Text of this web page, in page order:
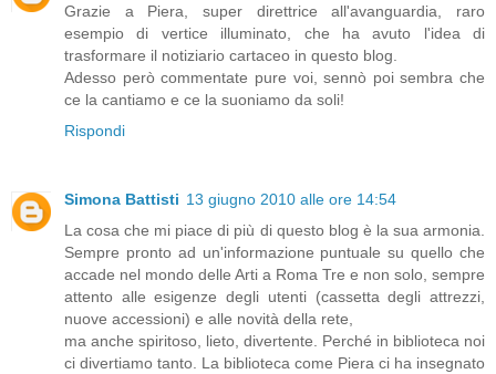
Grazie a Piera, super direttrice all'avanguardia, raro
esempio di vertice illuminato, che ha avuto l'idea di
trasformare il notiziario cartaceo in questo blog.
Adesso però commentate pure voi, sennò poi sembra che
ce la cantiamo e ce la suoniamo da soli!
Rispondi
Simona Battisti 13 giugno 2010 alle ore 14:54
La cosa che mi piace di più di questo blog è la sua armonia.
Sempre pronto ad un'informazione puntuale su quello che
accade nel mondo delle Arti a Roma Tre e non solo, sempre
attento alle esigenze degli utenti (cassetta degli attrezzi,
nuove accessioni) e alle novità della rete,
ma anche spiritoso, lieto, divertente. Perché in biblioteca noi
ci divertiamo tanto. La biblioteca come Piera ci ha insegnato